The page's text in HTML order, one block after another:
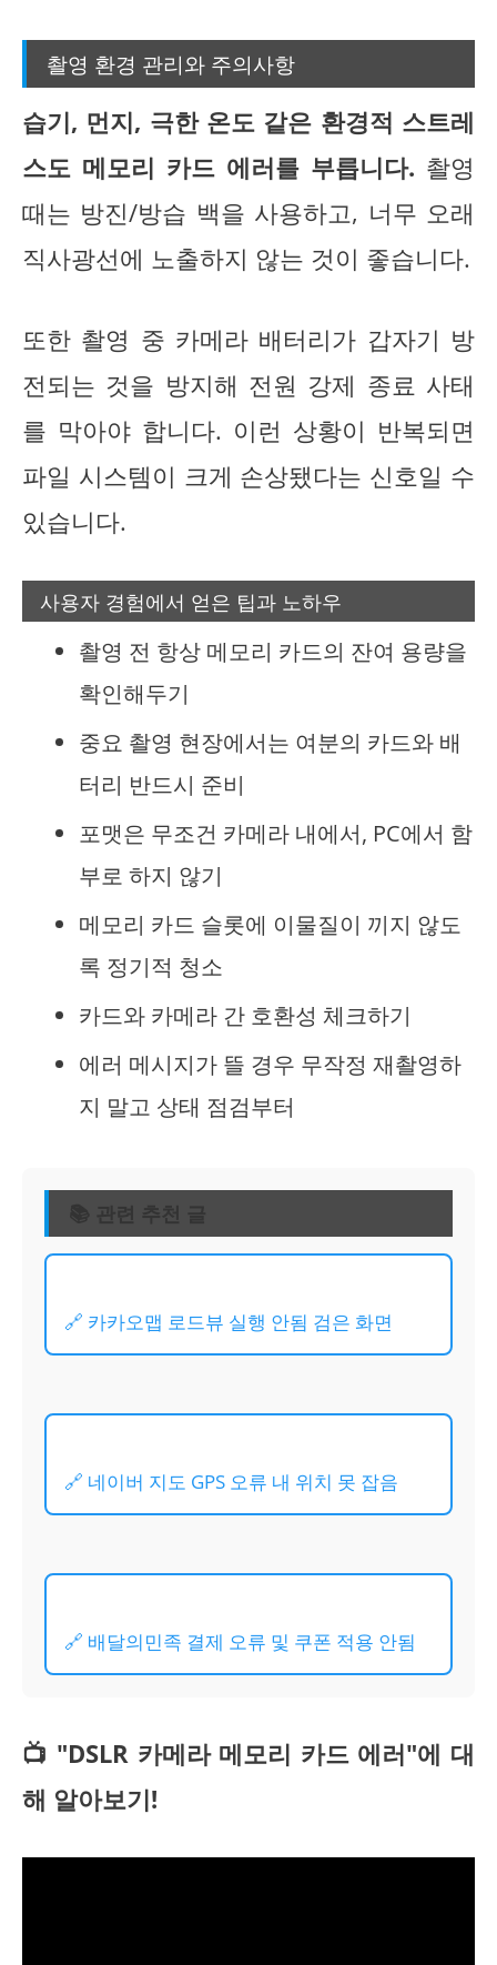
촬영 환경 관리와 주의사항
습기, 먼지, 극한 온도 같은 환경적 스트레
스도 메모리 카드 에러를 부릅니다. 촬영
때는 방진/방습 백을 사용하고, 너무 오래
직사광선에 노출하지 않는 것이 좋습니다.
또한 촬영 중 카메라 배터리가 갑자기 방
전되는 것을 방지해 전원 강제 종료 사태
를 막아야 합니다. 이런 상황이 반복되면
파일 시스템이 크게 손상됐다는 신호일 수
있습니다.
사용자 경험에서 얻은 팁과 노하우
촬영 전 항상 메모리 카드의 잔여 용량을
확인해두기
중요 촬영 현장에서는 여분의 카드와 배
터리 반드시 준비
포맷은 무조건 카메라 내에서, PC에서 함
부로 하지 않기
메모리 카드 슬롯에 이물질이 끼지 않도
록 정기적 청소
카드와 카메라 간 호환성 체크하기
에러 메시지가 뜰 경우 무작정 재촬영하
지 말고 상태 점검부터
📚 관련 추천 글
🔗 카카오맵 로드뷰 실행 안됨 검은 화면
🔗 네이버 지도 GPS 오류 내 위치 못 잡음
🔗 배달의민족 결제 오류 및 쿠폰 적용 안됨
📺 "DSLR 카메라 메모리 카드 에러"에 대
해 알아보기!